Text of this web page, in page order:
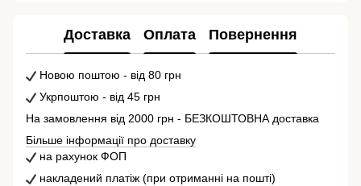
Доставка Оплата Повернення
Новою поштою - від 80 грн
Укрпоштою - від 45 грн
На замовлення від 2000 грн - БЕЗКОШТОВНА доставка
Більше інформації про доставку
на рахунок ФОП
накладений платіж (при отриманні на пошті)